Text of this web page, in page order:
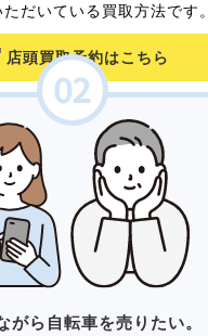
だいている買取方法です。
店頭買取予約はこちら
がら自転車を売りたい。